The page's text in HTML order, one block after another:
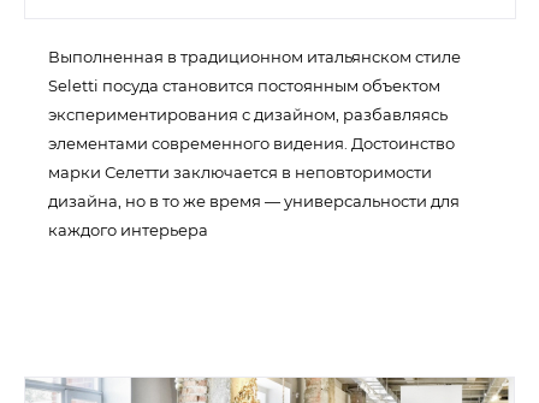
Выполненная в традиционном итальянском стиле
Seletti посуда становится постоянным объектом
экспериментирования с дизайном, разбавляясь
элементами современного видения. Достоинство
марки Селетти заключается в неповторимости
дизайна, но в то же время — универсальности для
каждого интерьера